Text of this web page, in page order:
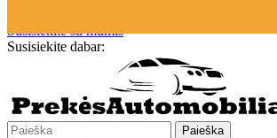
Susisiekite su mumis
Susisiekite dabar:
Paieška